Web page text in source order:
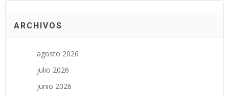
ARCHIVOS
agosto 2026
julio 2026
junio 2026